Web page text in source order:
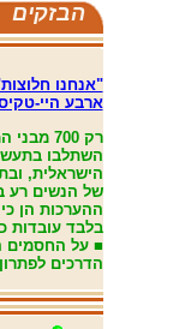
הבזקים
"אנחנו
ארבע היי-
רק 700
השתלבו
הישראלית,
של הנשים רע
בלבד עובדות
■ על החסמים
הדרכים לפתרון